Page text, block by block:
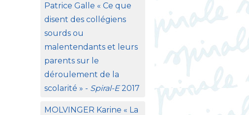
Patrice Galle « Ce que
disent des collégiens
sourds ou
malentendants et leurs
parents sur le
déroulement de la
scolarité » - Spiral-E2017
MOLVINGER Karine « La